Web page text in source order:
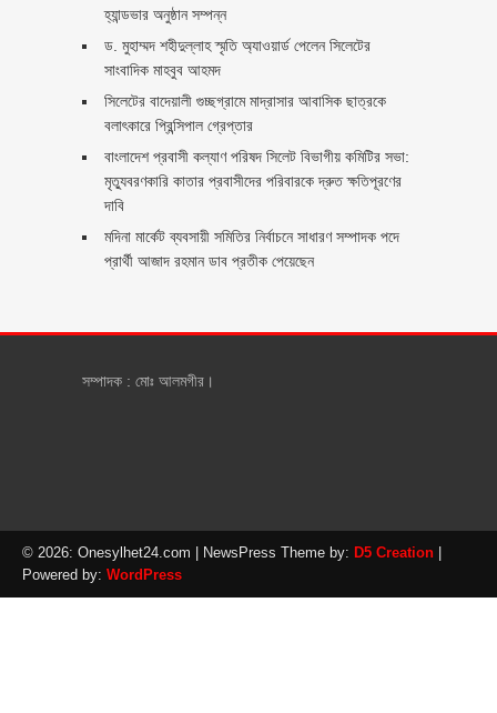
হ্যান্ডভার অনুষ্ঠান সম্পন্ন
ড. মুহাম্মদ শহীদুল্লাহ স্মৃতি অ্যাওয়ার্ড পেলেন সিলেটের
সাংবাদিক মাহবুব আহমদ
সিলেটের বাদেয়ালী গুচ্ছগ্রামে মাদ্রাসার আবাসিক ছাত্রকে
বলাৎকারে প্রিন্সিপাল গ্রেপ্তার ‎
বাংলাদেশ প্রবাসী কল্যাণ পরিষদ সিলেট বিভাগীয় কমিটির সভা:
মৃত্যুবরণকারি কাতার প্রবাসীদের পরিবারকে দ্রুত ক্ষতিপূরণের
দাবি
মদিনা মার্কেট ব্যবসায়ী সমিতির নির্বাচনে সাধারণ সম্পাদক পদে
প্রার্থী আজাদ রহমান ডাব প্রতীক পেয়েছেন ‎
সম্পাদক : মোঃ আলমগীর।
© 2026: Onesylhet24.com | NewsPress Theme by: D5 Creation
Powered by: WordPress